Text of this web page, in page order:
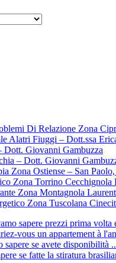
Di Relazione Zona
Alatri Fiuggi – Dott.ssa
Dott. Giovanni Gambuzza
– Dott. Giovanni
Zona Ostiense – San
Zona Torrino Cecchignola
Zona Montagnola
Zona Tuscolana
sapere prezzi prima volta
vous un appartement à
sapere se avete disponibilità
se fatte la stiratura